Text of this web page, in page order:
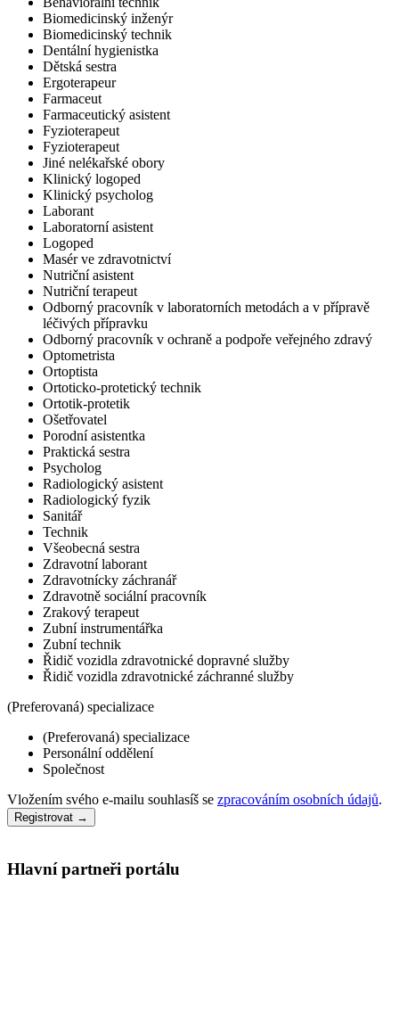
Biomedicinský inženýr
Biomedicinský technik
Dentální hygienistka
Dětská sestra
Ergoterapeur
Farmaceut
Farmaceutický asistent
Fyzioterapeut
Fyzioterapeut
Jiné nelékařské obory
Klinický logoped
Klinický psycholog
Laborant
Laboratorní asistent
Logoped
Masér ve zdravotnictví
Nutriční asistent
Nutriční terapeut
Odborný pracovník v laboratorních metodách a v přípravě
léčivých přípravku
Odborný pracovník v ochraně a podpoře veřejného zdravý
Optometrista
Ortoptista
Ortoticko-protetický technik
Ortotik-protetik
Ošetřovatel
Porodní asistentka
Praktická sestra
Psycholog
Radiologický asistent
Radiologický fyzik
Sanitář
Technik
Všeobecná sestra
Zdravotní laborant
Zdravotnícky záchranář
Zdravotně sociální pracovník
Zrakový terapeut
Zubní instrumentářka
Zubní technik
Řidič vozidla zdravotnické dopravné služby
Řidič vozidla zdravotnické záchranné služby
(Preferovaná) specializace
(Preferovaná) specializace
Personální oddělení
Společnost
Vložením svého e-mailu souhlasíš se zpracováním osobních údajů.
Registrovat →
Hlavní partneři portálu